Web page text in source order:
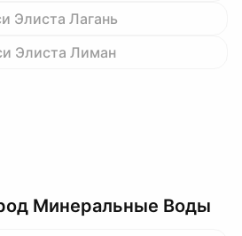
Элиста Лагань
Элиста Лиман
Минеральные Воды